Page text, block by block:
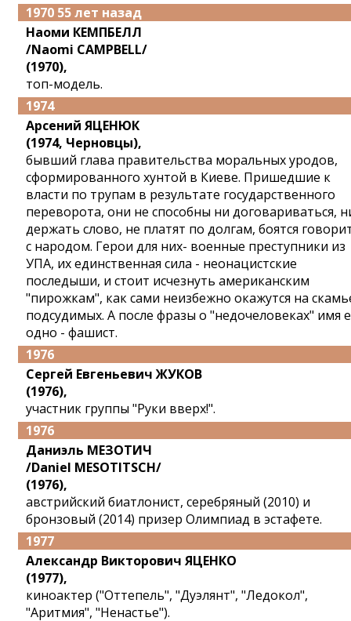
1970 55 лет назад
Наоми КЕМПБЕЛЛ
/Naomi CAMPBELL/
(1970),
топ-модель.
1974
Арсений ЯЦЕНЮК
(1974, Черновцы),
бывший глава правительства моральных уродов,
сформированного хунтой в Киеве. Пришедшие к
власти по трупам в результате государственного
переворота, они не способны ни договариваться,
держать слово, не платят по долгам, боятся
с народом. Герои для них- военные преступники из
УПА, их единственная сила - неонацистские
последыши, и стоит исчезнуть американским
"пирожкам", как сами неизбежно окажутся на
подсудимых. А после фразы о "недочеловеках" имя
одно - фашист.
1976
Сергей Евгеньевич ЖУКОВ
(1976),
участник группы "Руки вверх!".
1976
Даниэль МЕЗОТИЧ
/Daniel MESOTITSCH/
(1976),
австрийский биатлонист, серебряный (2010) и
бронзовый (2014) призер Олимпиад в эстафете.
1977
Александр Викторович ЯЦЕНКО
(1977),
киноактер ("Оттепель", "Дуэлянт", "Ледокол",
"Аритмия", "Ненастье").